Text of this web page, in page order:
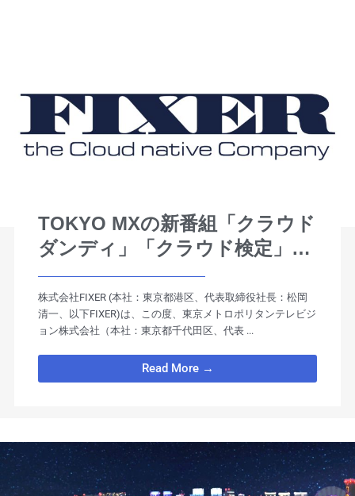
TOKYO MXの新番組「クラウド
ダンディ」「クラウド検定」に
当社メタバース基盤 metaverse
cloud を提供
株式会社FIXER (本社：東京都港区、代表取締役社⻑：松岡
清⼀、以下FIXER)は、この度、東京メトロポリタンテレビジ
ョン株式会社（本社：東京都千代田区、代表 ...
Read More →